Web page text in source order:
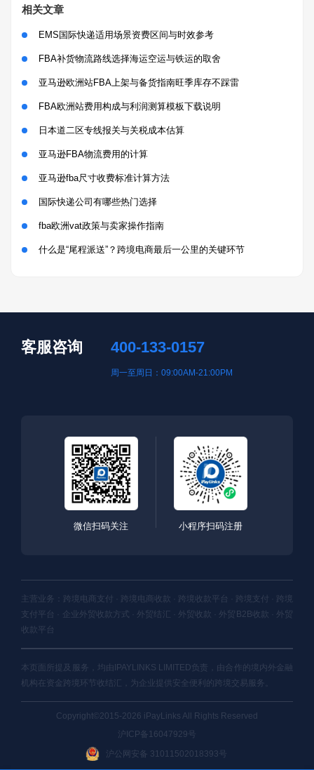
相关文章
EMS国际快递适用场景资费区间与时效参考
FBA补货物流路线选择海运空运与铁运的取舍
亚马逊欧洲站FBA上架与备货指南旺季库存不踩雷
FBA欧洲站费用构成与利润测算模板下载说明
日本道二区专线报关与关税成本估算
亚马逊FBA物流费用的计算
亚马逊fba尺寸收费标准计算方法
国际快递公司有哪些热门选择
fba欧洲vat政策与卖家操作指南
什么是“尾程派送”？跨境电商最后一公里的关键环节
客服咨询 400-133-0157
周一至周日：09:00AM-21:00PM
微信扫码关注 小程序扫码注册
主营业务：跨境电商支付 · 跨境电商收款 · 跨境收款平台 · 跨境支付 · 跨境
支付平台 · 企业外贸收款方式 · 外贸结汇 · 外贸收款 · 外贸B2B收款 · 外贸
收款平台
本页面所提及服务，均由IPAYLINKS LIMITED负责，由合作的境内外金融
机构在资金跨境环节收结汇，为企业提供安全便利的跨境交易服务。
Copyright©2015-2026 iPayLinks All Rights Reserved
沪ICP备16047929号
沪公网安备 31011502018393号